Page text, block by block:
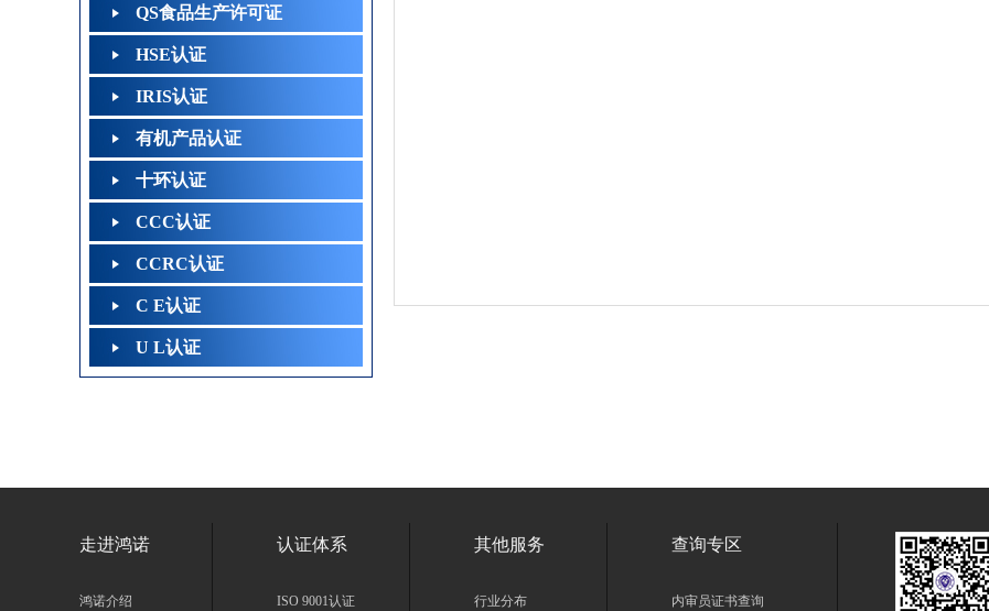
QS食品生产许可证
HSE认证
IRIS认证
有机产品认证
十环认证
CCC认证
CCRC认证
C E认证
U L认证
走进鸿诺
鸿诺介绍
认证体系
ISO 9001认证
其他服务
行业分布
查询专区
内审员证书查询